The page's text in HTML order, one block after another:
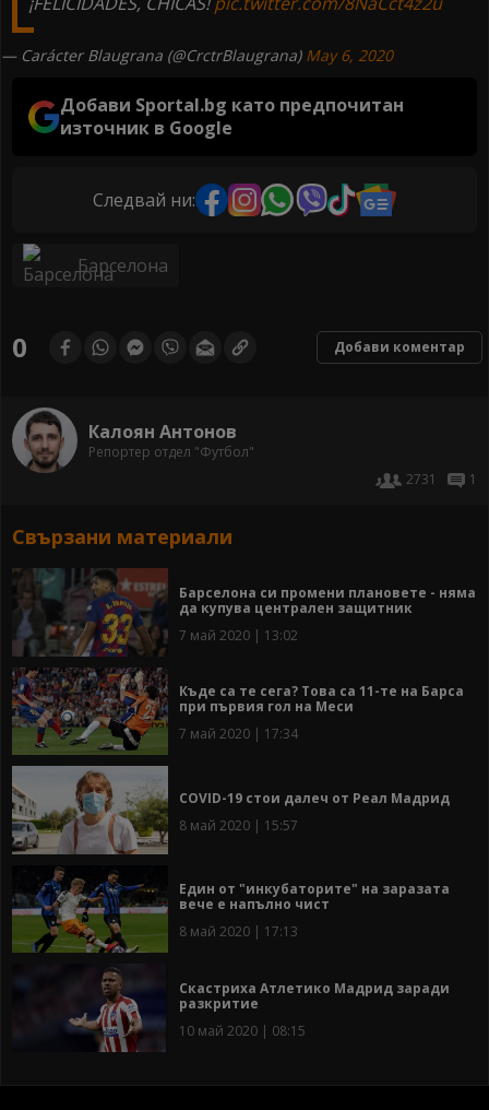
— Carácter Blaugrana (@CrctrBlaugrana) May 6, 2020
Добави Sportal.bg като предпочитан
източник в Google
Следвай ни:
Барселона
0 Добави коментар
Калоян Антонов
Репортер отдел "Футбол"
2731
1
Свързани материали
Барселона си промени плановете - няма
да купува централен защитник
7 май 2020 | 13:02
Къде са те сега? Това са 11-те на Барса
при първия гол на Меси
7 май 2020 | 17:34
COVID-19 стои далеч от Реал Мадрид
8 май 2020 | 15:57
Един от "инкубаторите" на заразата
вече е напълно чист
8 май 2020 | 17:13
Скастриха Атлетико Мадрид заради
разкритие
10 май 2020 | 08:15